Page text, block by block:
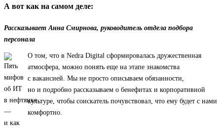
А вот как на самом деле:
Рассказывает Анна Смирнова, руководитель отдела подбора
персонала
О том, что в Nedra Digital сформировалась дружественная
атмосфера, можно понять еще на этапе знакомства
с вакансией. Мы не просто описываем обязанности,
но и подробно рассказываем о бенефитах и корпоративной
культуре, чтобы соискатель почувствовал, что ему будет с нами
комфортно.